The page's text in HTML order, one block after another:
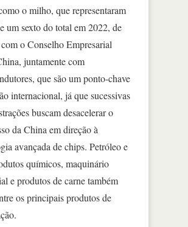
o milho, que representaram
um sexto do total em 2022, de
o Conselho Empresarial
juntamente com
que são um ponto-chave
internacional, já que sucessivas
buscam desacelerar o
da China em direção à
avançada de chips. Petróleo e
químicos, maquinário
e produtos de carne também
os principais produtos de